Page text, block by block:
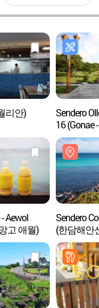
리안)
Sendero
16 (Gonae
Olle) ([제
고내-광령
Aewol
고 애월)
Sendero
(한담해안